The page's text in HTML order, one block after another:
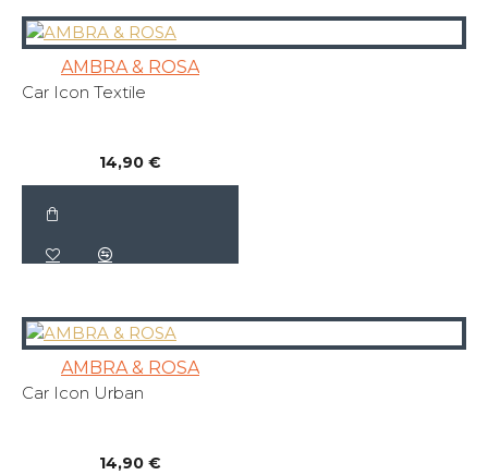
AMBRA & ROSA
Car Icon Textile
14,90 €
AMBRA & ROSA
Car Icon Urban
14,90 €